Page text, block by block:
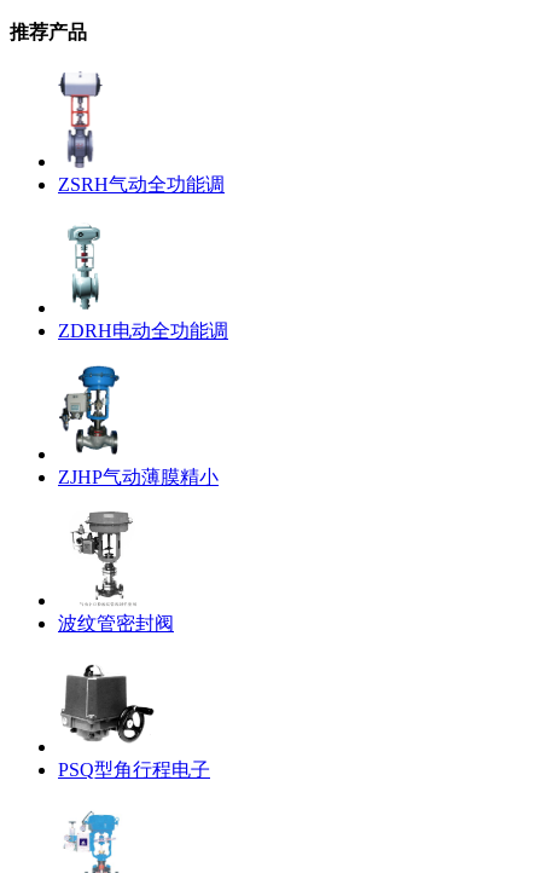
推荐产品
ZSRH气动全功能调
ZDRH电动全功能调
ZJHP气动薄膜精小
波纹管密封阀
PSQ型角行程电子